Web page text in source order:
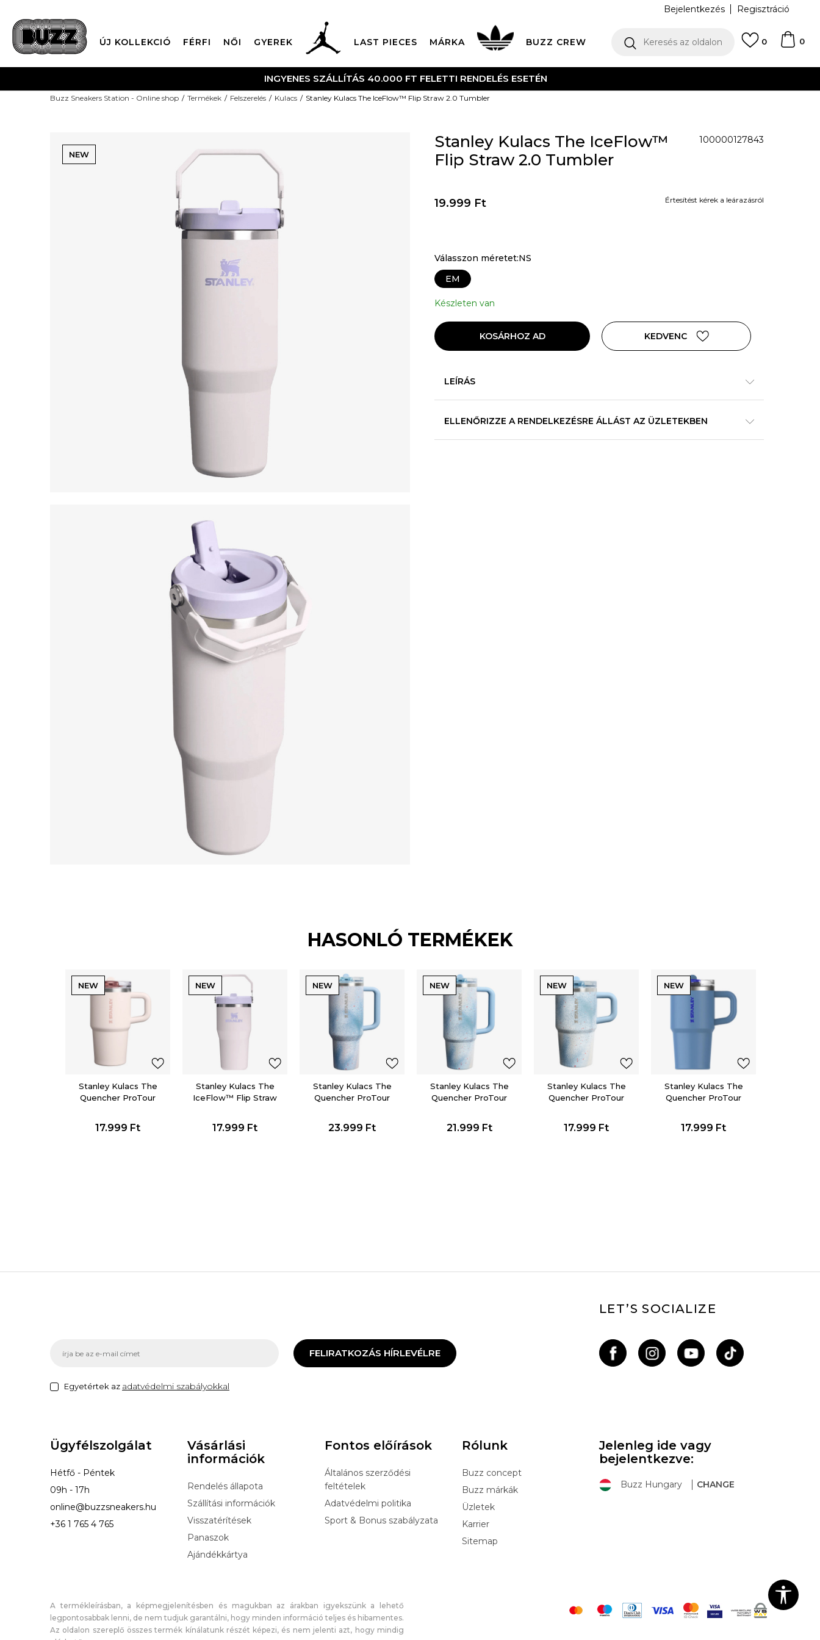
Bejelentkezés Regisztráció
ÚJ KOLLEKCIÓ FÉRFI NŐI GYEREK LAST PIECES MÁRKA BUZZ CREW Keresés az oldalon 0
0
INGYENES SZÁLLÍTÁS 40.000 FT FELETTI RENDELÉS ESETÉN
Buzz Sneakers Station - Online shop Termékek Felszerelés Kulacs Stanley Kulacs The IceFlow™ Flip Straw 2.0 Tumbler
NEW
Stanley Kulacs The IceFlow™
Flip Straw 2.0 Tumbler
100000127843
19.999 Ft Értesítést kérek a leárazásról
Válasszon méretet:NS
EM
Készleten van
KOSÁRHOZ AD KEDVENC
LEÍRÁS
ELLENŐRIZZE A RENDELKEZÉSRE ÁLLÁST AZ ÜZLETEKBEN
HASONLÓ TERMÉKEK
NEW
Stanley Kulacs The
Quencher ProTour
17.999 Ft
NEW
Stanley Kulacs The
IceFlow™ Flip Straw
17.999 Ft
NEW
Stanley Kulacs The
Quencher ProTour
23.999 Ft
NEW
Stanley Kulacs The
Quencher ProTour
21.999 Ft
NEW
Stanley Kulacs The
Quencher ProTour
17.999 Ft
NEW
Stanley Kulacs The
Quencher ProTour
17.999 Ft
FELIRATKOZÁS HÍRLEVÉLRE
Egyetértek az adatvédelmi szabályokkal
LET’S SOCIALIZE
Ügyfélszolgálat
Hétfő - Péntek
09h - 17h
online@buzzsneakers.hu
+36 1 765 4 765
Vásárlási
információk
Rendelés állapota
Szállítási információk
Visszatérítések
Panaszok
Ajándékkártya
Fontos előírások
Általános szerződési
feltételek
Adatvédelmi politika
Sport & Bonus szabályzata
Rólunk
Buzz concept
Buzz márkák
Üzletek
Karrier
Sitemap
Jelenleg ide vagy
bejelentkezve:
Buzz Hungary CHANGE
A termékleírásban, a képmegjelenítésben és magukban az árakban igyekszünk a lehető
legpontosabbak lenni, de nem tudjuk garantálni, hogy minden információ teljes és hibamentes.
Az oldalon szereplő összes termék kínálatunk részét képezi, és nem jelenti azt, hogy mindig